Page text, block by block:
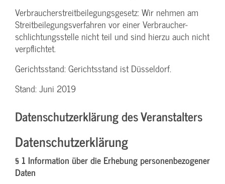
Verbraucher­streitbeilegungs­gesetz: Wir nehmen am
Streit­beilegungs­verfahren vor einer Verbraucher­
schlichtungs­stelle nicht teil und sind hierzu auch nicht
verpflichtet.
Gerichtsstand: Gerichtsstand ist Düsseldorf.
Stand: Juni 2019
Datenschutzerklärung des Veranstalters
Datenschutzerklärung
§ 1 Information über die Erhebung personenbezogener
Daten